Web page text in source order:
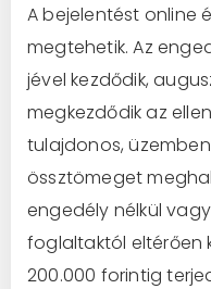
A bejelentést online
megtehetik. Az
jével kezdődik,
megkezdődik az
tulajdonos,
össztömeget
engedély nélkül
foglaltaktól eltérően
200.000 forintig